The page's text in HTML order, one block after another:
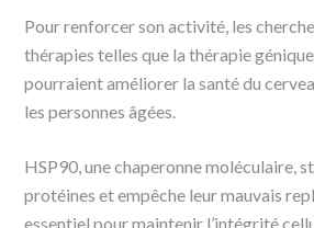
Pour renforcer son activité, les
thérapies telles que la thérapie
pourraient améliorer la santé du
les personnes âgées.
HSP90, une chaperonne moléculaire,
protéines et empêche leur mauvais
essentiel pour maintenir l’intégrité